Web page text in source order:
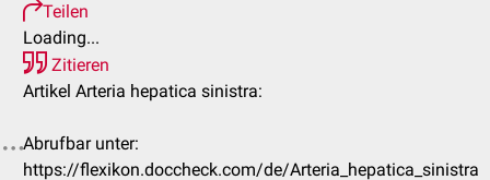
Teilen
Loading...
Zitieren
Artikel Arteria hepatica sinistra:
Abrufbar unter:
https://flexikon.doccheck.com/de/Arteria_hepatica_sinistra